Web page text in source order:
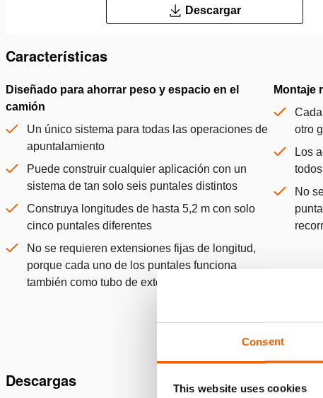
Consent
This website uses cookies
Descargar
Características
Diseñado para ahorrar peso y espacio en el
camión
Un único sistema para todas las operaciones de
apuntalamiento
Puede construir cualquier aplicación con un
sistema de tan solo seis puntales distintos
Construya longitudes de hasta 5,2 m con solo
cinco puntales diferentes
No se requieren extensiones fijas de longitud,
porque cada uno de los puntales funciona
también como tubo de extensión
Montaje
otro
Los
No
Descargas